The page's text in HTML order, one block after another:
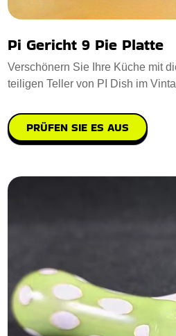
Pi Gericht 9 Pie Platte
Verschönern Sie Ihre Küche mit
teiligen Teller von PI Dish im
PRÜFEN SIE ES AUS